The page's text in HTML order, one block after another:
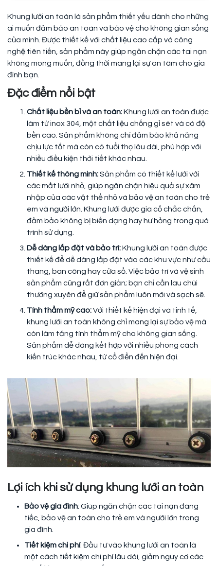
Khung lưới an toàn là sản phẩm thiết yếu dành cho những
ai muốn đảm bảo an toàn và bảo vệ cho không gian sống
của mình. Được thiết kế với chất liệu cao cấp và công
nghệ tiên tiến, sản phẩm này giúp ngăn chặn các tai nạn
không mong muốn, đồng thời mang lại sự an tâm cho gia
đình bạn.
Đặc điểm nổi bật
Chất liệu bền bỉ và an toàn:Khung lưới an toàn được
làm từ inox 304, một chất liệu chống gỉ sét và có độ
bền cao. Sản phẩm không chỉ đảm bảo khả năng
chịu lực tốt mà còn có tuổi thọ lâu dài, phù hợp với
nhiều điều kiện thời tiết khác nhau.
Thiết kế thông minh:Sản phẩm có thiết kế lưới với
các mắt lưới nhỏ, giúp ngăn chặn hiệu quả sự xâm
nhập của các vật thể nhỏ và bảo vệ an toàn cho trẻ
em và người lớn. Khung lưới được gia cố chắc chắn,
đảm bảo không bị biến dạng hay hư hỏng trong quá
trình sử dụng.
Dễ dàng lắp đặt và bảo trì:Khung lưới an toàn được
thiết kế để dễ dàng lắp đặt vào các khu vực như cầu
thang, ban công hay cửa sổ. Việc bảo trì và vệ sinh
sản phẩm cũng rất đơn giản; bạn chỉ cần lau chùi
thường xuyên để giữ sản phẩm luôn mới và sạch sẽ.
Tính thẩm mỹ cao:Với thiết kế hiện đại và tinh tế,
khung lưới an toàn không chỉ mang lại sự bảo vệ mà
còn làm tăng tính thẩm mỹ cho không gian sống.
Sản phẩm dễ dàng kết hợp với nhiều phong cách
kiến trúc khác nhau, từ cổ điển đến hiện đại.
Lợi ích khi sử dụng khung lưới an toàn
Bảo vệ gia đình: Giúp ngăn chặn các tai nạn đáng
tiếc, bảo vệ an toàn cho trẻ em và người lớn trong
gia đình.
Tiết kiệm chi phí: Đầu tư vào khung lưới an toàn là
một cách tiết kiệm chi phí lâu dài, giảm nguy cơ các